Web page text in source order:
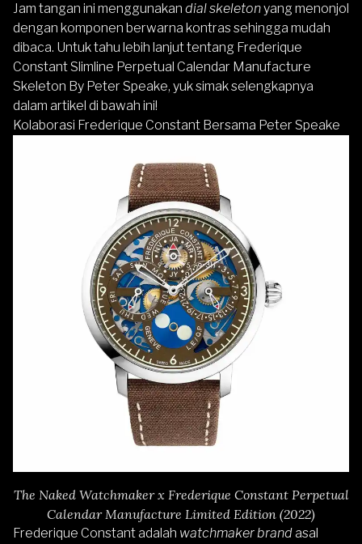
Jam tangan ini menggunakan dial skeletonyang menonjol
dengan komponen berwarna kontras sehingga mudah
dibaca. Untuk tahu lebih lanjut tentang Frederique
Constant Slimline Perpetual Calendar Manufacture
Skeleton By Peter Speake, yuk simak selengkapnya
dalam artikel di bawah ini!
Kolaborasi Frederique Constant Bersama Peter Speake
The Naked Watchmaker x Frederique Constant Perpetual
Calendar Manufacture Limited Edition (2022)
Frederique Constant adalah watchmaker brandasal